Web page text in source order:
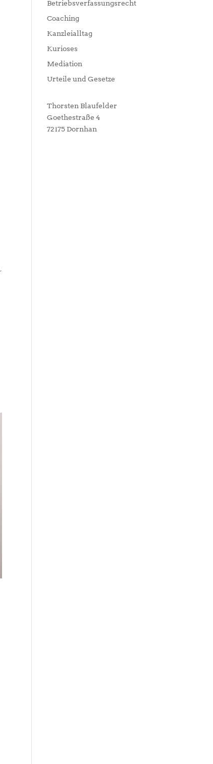
Betriebsverfassungsrecht
Coaching
Kanzleialltag
Kurioses
Mediation
Urteile und Gesetze
Thorsten Blaufelder
Goethestraße 4
72175 Dornhan